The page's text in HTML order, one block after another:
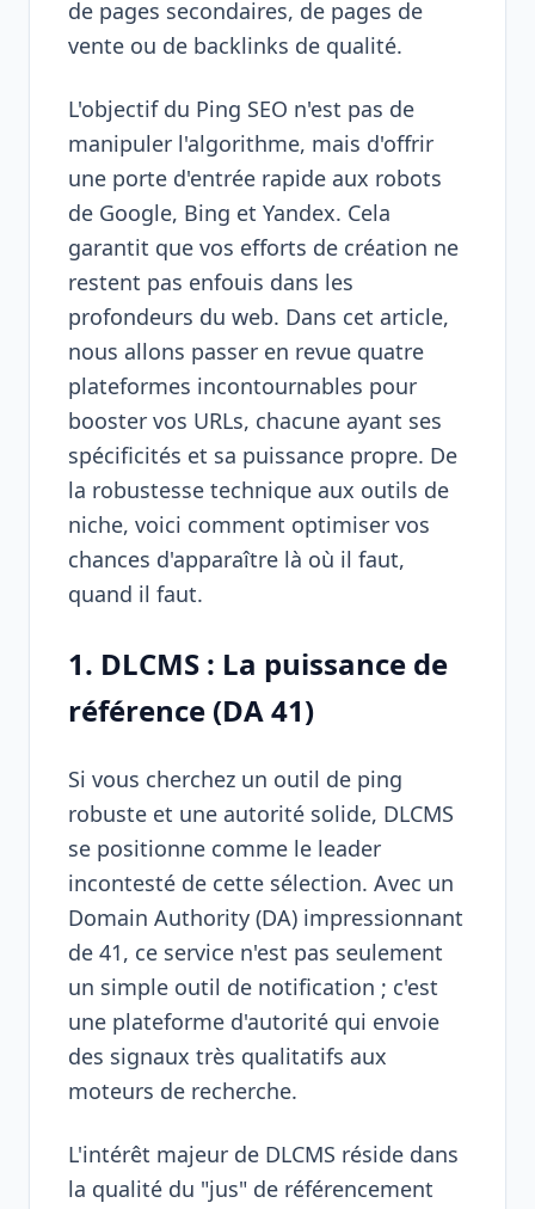
de pages secondaires, de pages de
vente ou de backlinks de qualité.
L'objectif du Ping SEO n'est pas de
manipuler l'algorithme, mais d'offrir
une porte d'entrée rapide aux robots
de Google, Bing et Yandex. Cela
garantit que vos efforts de création ne
restent pas enfouis dans les
profondeurs du web. Dans cet article,
nous allons passer en revue quatre
plateformes incontournables pour
booster vos URLs, chacune ayant ses
spécificités et sa puissance propre. De
la robustesse technique aux outils de
niche, voici comment optimiser vos
chances d'apparaître là où il faut,
quand il faut.
1. DLCMS : La puissance de
référence (DA 41)
Si vous cherchez un outil de ping
robuste et une autorité solide, DLCMS
se positionne comme le leader
incontesté de cette sélection. Avec un
Domain Authority (DA) impressionnant
de 41, ce service n'est pas seulement
un simple outil de notification ; c'est
une plateforme d'autorité qui envoie
des signaux très qualitatifs aux
moteurs de recherche.
L'intérêt majeur de DLCMS réside dans
la qualité du "jus" de référencement